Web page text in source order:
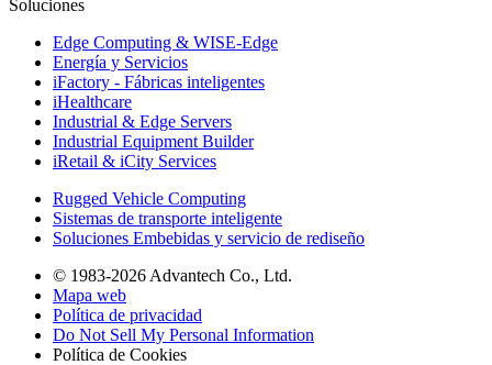
Soluciones
Edge Computing & WISE-Edge
Energía y Servicios
iFactory - Fábricas inteligentes
iHealthcare
Industrial & Edge Servers
Industrial Equipment Builder
iRetail & iCity Services
Rugged Vehicle Computing
Sistemas de transporte inteligente
Soluciones Embebidas y servicio de rediseño
© 1983-2026 Advantech Co., Ltd.
Mapa web
Política de privacidad
Do Not Sell My Personal Information
Política de Cookies